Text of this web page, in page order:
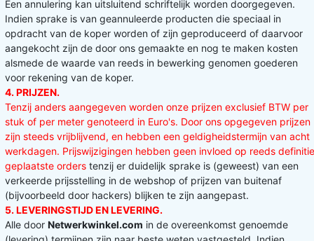
Een annulering kan uitsluitend schriftelijk worden doorgegeven.
Indien sprake is van geannuleerde producten die speciaal in
opdracht van de koper worden of zijn geproduceerd of daarvoor
aangekocht zijn de door ons gemaakte en nog te maken kosten
alsmede de waarde van reeds in bewerking genomen goederen
voor rekening van de koper.
4. PRIJZEN.
Tenzij anders aangegeven worden onze prijzen exclusief BTW per
stuk of per meter genoteerd in Euro's. Door ons opgegeven prijzen
zijn steeds vrijblijvend, en hebben een geldigheidstermijn van acht
werkdagen. Prijswijzigingen hebben geen invloed op reeds
geplaatste orders tenzij er duidelijk sprake is (geweest) van een
verkeerde prijsstelling in de webshop of prijzen van buitenaf
(bijvoorbeeld door hackers) blijken te zijn aangepast.
5. LEVERINGSTIJD EN LEVERING.
Alle door Netwerkwinkel.com in de overeenkomst genoemde